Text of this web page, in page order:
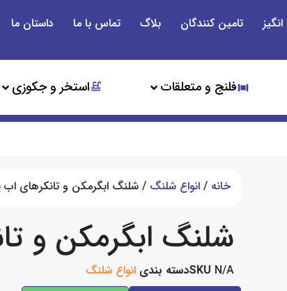
تامین کنندگان بلاگ تماس با ما داستان ما
فلنج و متعلقات استخر و جکوزی
خانه / انواع شلنگ / شلنگ ابگرمکن و تانکرهای اب
شلنگ ابگرمکن و
SKU N/A دسته بندی انواع شلنگ